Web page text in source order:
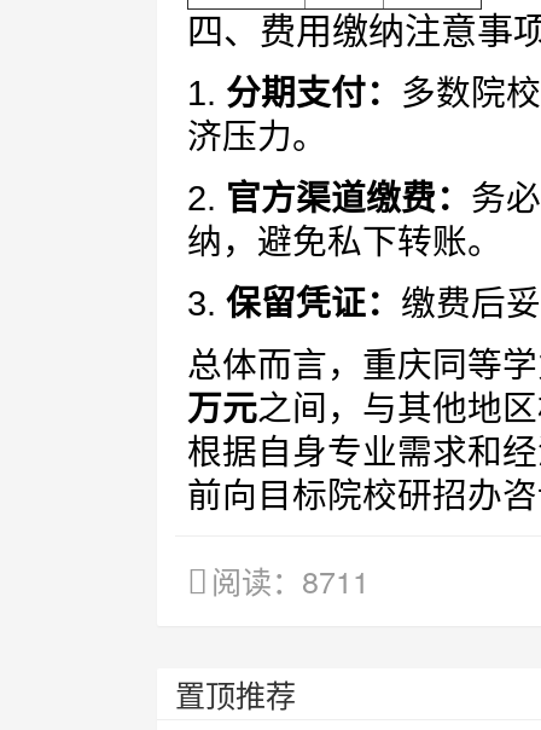
四、费用缴纳注意事
1. 分期支付： 多数院
济压力。
2. 官方渠道缴费： 务
纳，避免私下转账。
3. 保留凭证： 缴费后
总体而言，重庆同等
万元之间，与其他地
根据自身专业需求和
前向目标院校研招办
阅读：8711
置顶推荐